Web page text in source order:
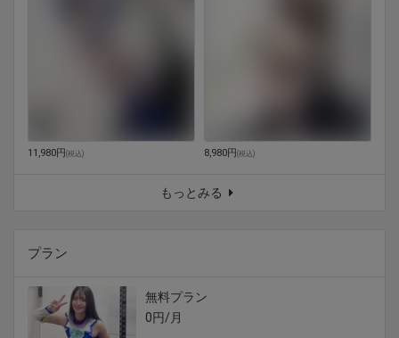
11,980円(税込) 8,980円(税込)
もっとみる
プラン
無料プラン
0円/月